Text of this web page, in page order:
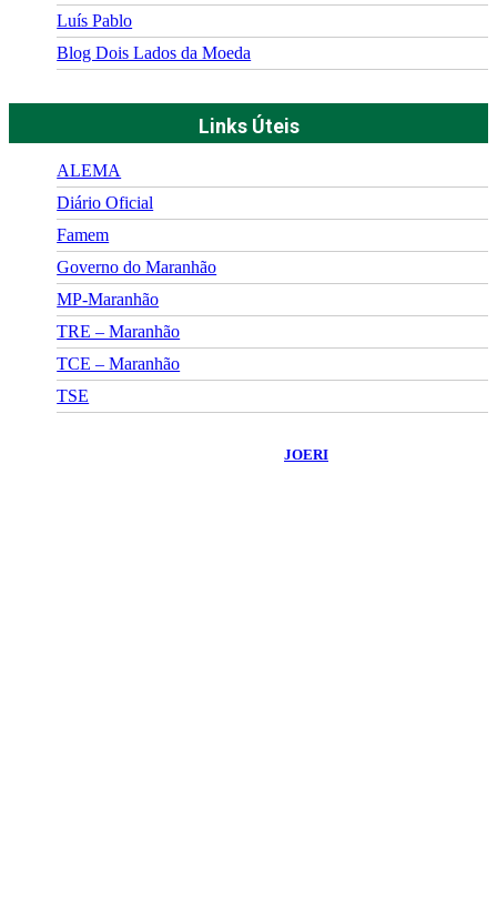
Luís Pablo
Blog Dois Lados da Moeda
Links Úteis
ALEMA
Diário Oficial
Famem
Governo do Maranhão
MP-Maranhão
TRE – Maranhão
TCE – Maranhão
TSE
JOERI